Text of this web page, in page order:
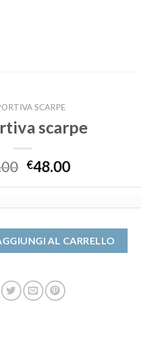
SCARPE
scarpe
€48.00
AL CARRELLO